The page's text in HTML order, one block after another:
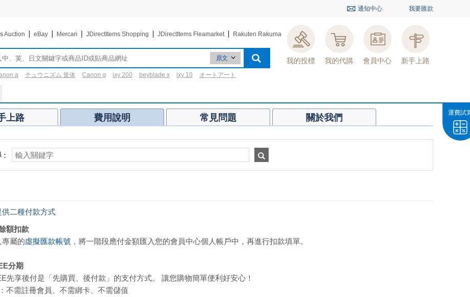
通知中心 我要匯款
Auction eBay Mercari JDirectItems Shopping JDirectItems Fleamarket Rakuten Rakuma
原文
原文
a チュウニズム 筐体 Canon g ixy 200 beyblade x ixy 10
オートアート
我的投標 我的代購 會員中心 新手上路
運費試
上路 費用說明 常見問題 關於我們
:
供二種付款方式
額扣款
屬的虛擬匯款帳號 ，將一階段應付金額匯入您的會員中心個人帳戶中，再進行扣款填單。
分期
先享後付是「先購買、後付款」的支付方式。 讓您購物簡單便利好安心！
不需註冊會員、不需綁卡、不需儲值